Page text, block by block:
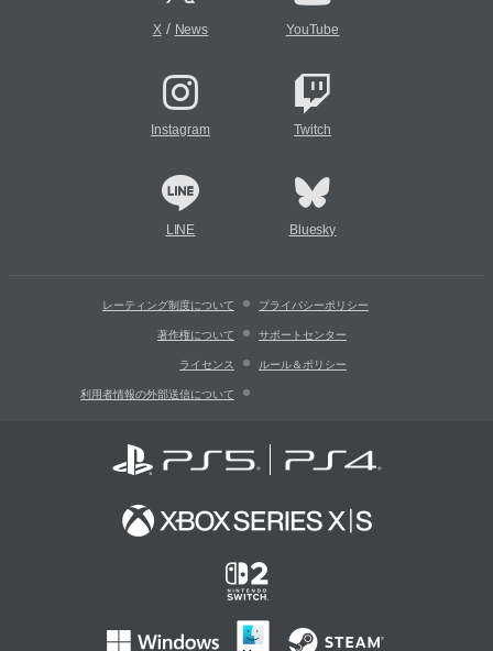
X/ News YouTube
Instagram Twitch
LINE Bluesky
レーティング制度について プライバシーポリシー
著作権について サポートセンター
ライセンス ルール＆ポリシー
利用者情報の外部送信について